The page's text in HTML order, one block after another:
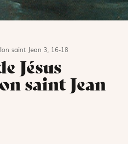
saint Jean 3, 16-18
Jésus
saint Jean